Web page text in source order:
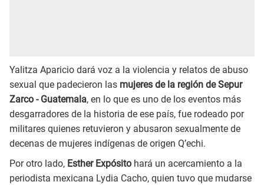
Yalitza Aparicio dará voz a la violencia y relatos de abuso
sexual que padecieron las mujeres de la región de Sepur
Zarco - Guatemala, en lo que es uno de los eventos más
desgarradores de la historia de ese país, fue rodeado por
militares quienes retuvieron y abusaron sexualmente de
decenas de mujeres indígenas de origen Q’echi.
Por otro lado, Esther Expósito hará un acercamiento a la
periodista mexicana Lydia Cacho, quien tuvo que mudarse